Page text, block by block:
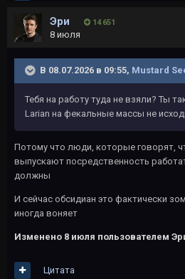
Эри 14 651
8 июля
В 08.07.2026 в 09:55, Mustard
Тебя на работу туда не взяли? Ты
Larian на фекальные массы не
Потому что люди, которые говорят,
выпускают посредственность
должны
И сейчас обсидиан это фактически
иногда воняет
Изменено 8 июля пользователем
Цитата